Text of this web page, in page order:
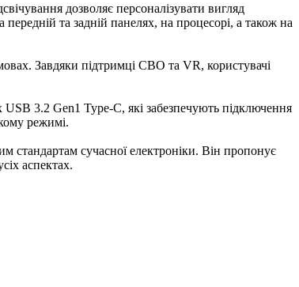
дозволяє персоналізувати вигляд
та задній панелях, на процесорі, а також на
Завдяки підтримці СВО та VR, користувачі
3.2 Gen1 Type-C, які забезпечують підключення
режимі.
стандартам сучасної електроніки. Він пропонує
аспектах.